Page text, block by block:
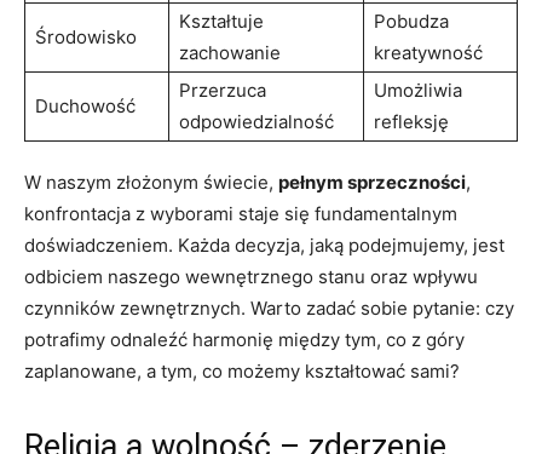
Środowisko
Kształtuje
zachowanie
Pobudza
kreatywność
Duchowość
Przerzuca
odpowiedzialność
Umożliwia
refleksję
W naszym złożonym świecie, pełnym sprzeczności,
konfrontacja ​z wyborami staje ⁤się fundamentalnym
doświadczeniem. Każda decyzja, jaką podejmujemy, jest
odbiciem naszego wewnętrznego stanu oraz wpływu​
czynników zewnętrznych. Warto zadać‌ sobie⁤ pytanie: czy
potrafimy odnaleźć ‍harmonię między ‍tym, co z góry
zaplanowane, a tym, co możemy kształtować sami?